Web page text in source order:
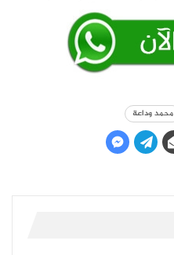
محمد وداعة